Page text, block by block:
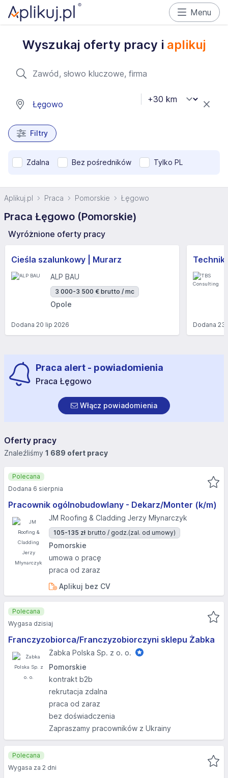
Menu
Wyszukaj oferty pracy i aplikuj
Filtry
Zdalna Bez pośredników Tylko PL
Aplikuj.pl Praca Pomorskie Łęgowo
Praca Łęgowo (Pomorskie)
Wyróżnione oferty pracy
Cieśla szalunkowy | Murarz
ALP BAU
3 000-3 500 € brutto / mc
Opole
Dodana 20 lip 2026 Dodana23
Praca alert - powiadomienia
Praca Łęgowo
Włącz powiadomienia
Oferty pracy
Znaleźliśmy 1 689 ofert pracy
Pracownik ogólnobudowlany - Dekarz/Monter (k/m)
JM Roofing & Cladding Jerzy Młynarczyk
105-135 zł brutto / godz.(zal. od umowy)
Pomorskie
umowa o pracę
praca od zaraz
Aplikuj bez CV
Polecana
Dodana 6 sierpnia
Franczyzobiorca/Franczyzobiorczyni sklepu Żabka
Żabka Polska Sp. z o. o.
Pomorskie
kontrakt b2b
rekrutacja zdalna
praca od zaraz
bez doświadczenia
Zapraszamy pracowników z Ukrainy
Polecana
Wygasa dzisiaj
Polecana
Wygasa za 2 dni